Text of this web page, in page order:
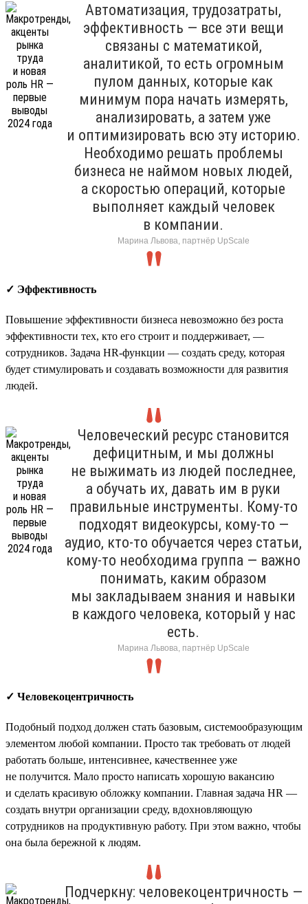
Автоматизация, трудозатраты,
эффективность — все эти вещи
связаны с математикой,
аналитикой, то есть огромным
пулом данных, которые как
минимум пора начать измерять,
анализировать, а затем уже
и оптимизировать всю эту историю.
Необходимо решать проблемы
бизнеса не наймом новых людей,
а скоростью операций, которые
выполняет каждый человек
в компании.
Марина Львова, партнёр UpScale
✓ Эффективность
Повышение эффективности бизнеса невозможно без роста
эффективности тех, кто его строит и поддерживает, —
сотрудников. Задача HR-функции — создать среду, которая
будет стимулировать и создавать возможности для развития
людей.
Человеческий ресурс становится
дефицитным, и мы должны
не выжимать из людей последнее,
а обучать их, давать им в руки
правильные инструменты. Кому-то
подходят видеокурсы, кому-то —
аудио, кто-то обучается через статьи,
кому-то необходима группа — важно
понимать, каким образом
мы закладываем знания и навыки
в каждого человека, который у нас
есть.
Марина Львова, партнёр UpScale
✓ Человекоцентричность
Подобный подход должен стать базовым, системообразующим
элементом любой компании. Просто так требовать от людей
работать больше, интенсивнее, качественнее уже
не получится. Мало просто написать хорошую вакансию
и сделать красивую обложку компании. Главная задача HR —
создать внутри организации среду, вдохновляющую
сотрудников на продуктивную работу. При этом важно, чтобы
она была бережной к людям.
Подчеркну: человекоцентричность —